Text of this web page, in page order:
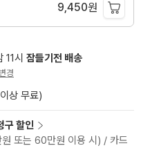
9,450원
11시 잠들기전 배송
변경
상 무료)
구 할인
또는 60만원 이용 시) / 카드